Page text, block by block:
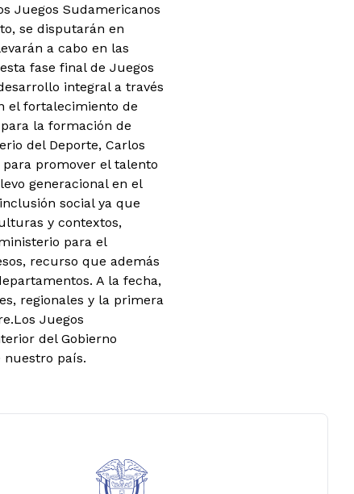
Juegos Sudamericanos
se disputarán en
a cabo en las
fase final de Juegos
integral a través
el fortalecimiento de
la formación de
del Deporte, Carlos
promover el talento
generacional en el
social ya que
y contextos,
para el
recurso que además
A la fecha,
regionales y la primera
Juegos
del Gobierno
nuestro país.